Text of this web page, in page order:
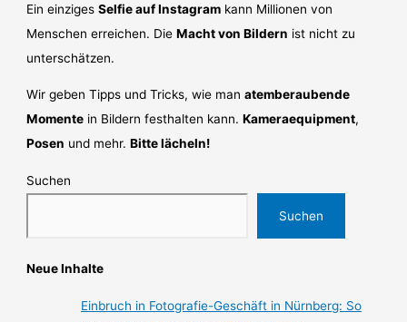
Ein einzigesSelfie auf Instagram kann Millionen von
Menschen erreichen. DieMacht von Bildern ist nicht zu
unterschätzen.
Wir geben Tipps und Tricks, wie manatemberaubende
Momente in Bildern festhalten kann.Kameraequipment,
Posen und mehr.Bitte lächeln!
Suchen
Suchen
Neue Inhalte
Einbruch in Fotografie-Geschäft in Nürnberg: So